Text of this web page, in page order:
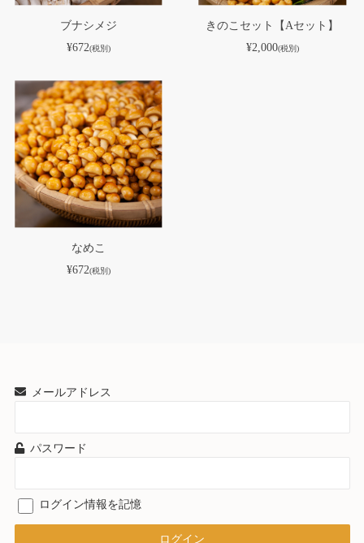
ブナシメジ
¥672(税別)
きのこセット【Aセット】
¥2,000(税別)
なめこ
¥672(税別)
メールアドレス
パスワード
ログイン情報を記憶